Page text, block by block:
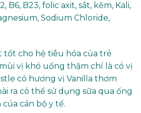
B6, B23, folic axit, sắt, kẽm, Kali,
Sodium Chloride,
tốt cho hệ tiêu hóa của trẻ
vị khó uống thậm chí là có vị
có hương vị Vanilla thơm
ra có thể sử dụng sữa qua ống
cán bộ y tế.